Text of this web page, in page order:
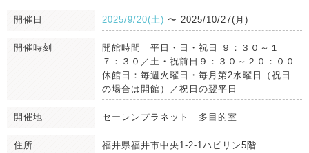
開催日 2025/9/20(土) 〜 2025/10/27(月)
開催時刻
開館時間 平日・日・祝日 ９：３０～１
７：３０／土・祝前日９：３０～２０：００
休館日：毎週火曜日・毎月第2水曜日（祝日
の場合は開館）／祝日の翌平日
開催地 セーレンプラネット 多目的室
住所 福井県福井市中央1-2-1ハピリン5階